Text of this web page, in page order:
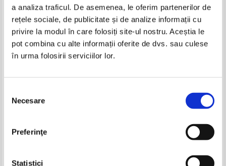
a analiza traficul. De asemenea, le oferim partenerilor de
rețele sociale, de publicitate și de analize informații cu
privire la modul în care folosiți site-ul nostru. Aceștia le
pot combina cu alte informații oferite de dvs. sau culese
în urma folosirii serviciilor lor.
consimțământului
Necesare
Preferinţe
Statistici
Sven Hassel - Batalion de mars
Pret:25,00 Lei
Adaugă în coș
Vintila Corbul - Groaza vine de
pretutindeni
Pret:28,00 Lei